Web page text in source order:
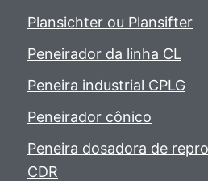
Plansichter ou Plansifter
Peneirador da linha CL
Peneira industrial CPLG
Peneirador cônico
Peneira dosadora de
CDR